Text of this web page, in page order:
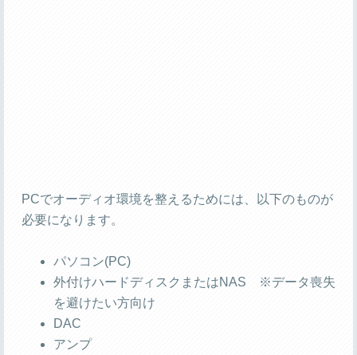
PCでオーディオ環境を整えるためには、以下のものが
必要になります。
パソコン(PC)
外付けハードディスクまたはNAS ※データ喪失
を避けたい方向け
DAC
アンプ